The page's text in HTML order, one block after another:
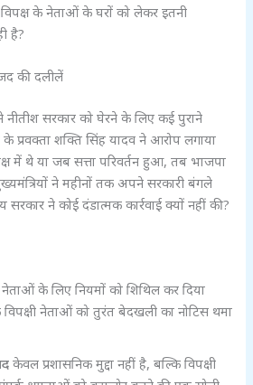
के नेताओं के घरों को लेकर इतनी
है?
की दलीलें
नीतीश सरकार को घेरने के लिए कई पुराने
प्रवक्ता शक्ति सिंह यादव ने आरोप लगाया
में थे या जब सत्ता परिवर्तन हुआ, तब भाजपा
ने महीनों तक अपने सरकारी बंगले
ने कोई दंडात्मक कार्रवाई क्यों नहीं की?
के लिए नियमों को शिथिल कर दिया
नेताओं को तुरंत बेदखली का नोटिस थमा
केवल प्रशासनिक मुद्दा नहीं है, बल्कि विपक्षी